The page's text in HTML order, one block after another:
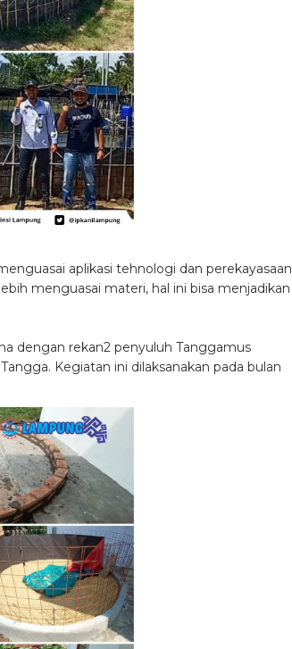
aplikasi tehnologi dan perekayasaan
menguasai materi, hal ini bisa menjadikan
dengan rekan2 penyuluh Tanggamus
Kegiatan ini dilaksanakan pada bulan